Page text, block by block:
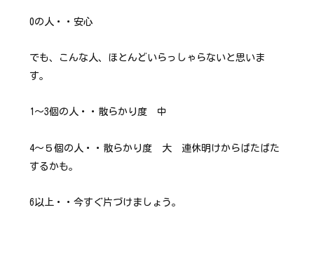
0の人・・安心
でも、こんな人、ほとんどいらっしゃらないと思いま
す。
1～3個の人・・散らかり度 中
4～５個の人・・散らかり度 大 連休明けからばたばた
するかも。
6以上・・今すぐ片づけましょう。